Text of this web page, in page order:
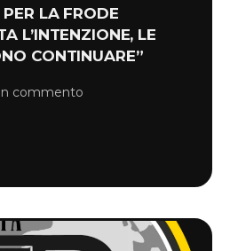
LA FRODE
L’INTENZIONE, LE
CONTINUARE”
commento